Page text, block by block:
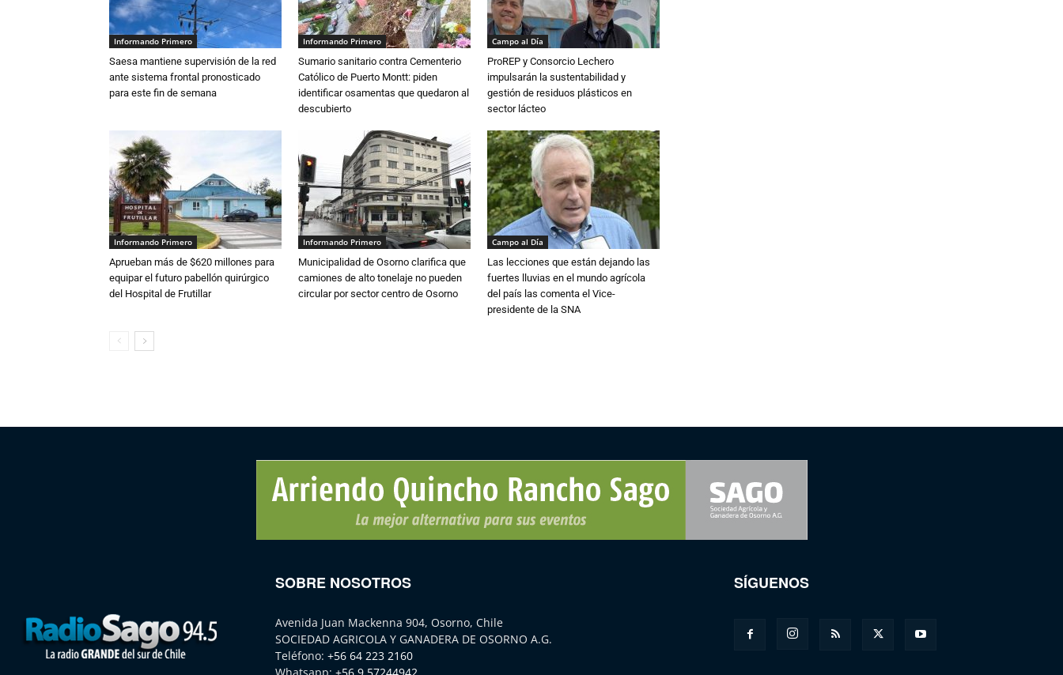
Informando Primero
Saesa mantiene supervisión de la red
ante sistema frontal pronosticado
para este fin de semana
Informando Primero
Sumario sanitario contra Cementerio
Católico de Puerto Montt: piden
identificar osamentas que quedaron al
descubierto
Campo al Día
ProREP y Consorcio Lechero
impulsarán la sustentabilidad y
gestión de residuos plásticos en
sector lácteo
Informando Primero
Aprueban más de $620 millones para
equipar el futuro pabellón quirúrgico
del Hospital de Frutillar
Informando Primero
Municipalidad de Osorno clarifica que
camiones de alto tonelaje no pueden
circular por sector centro de Osorno
Campo al Día
Las lecciones que están dejando las
fuertes lluvias en el mundo agrícola
del país las comenta el Vice-
presidente de la SNA
SOBRE NOSOTROS
Avenida Juan Mackenna 904, Osorno, Chile
SOCIEDAD AGRICOLA Y GANADERA DE OSORNO A.G.
Teléfono: +56 64 223 2160
SÍGUENOS